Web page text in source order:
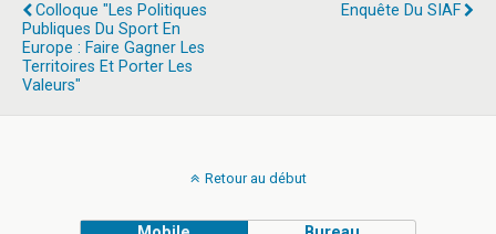
Colloque "Les Politiques
Publiques Du Sport En
Europe : Faire Gagner Les
Territoires Et Porter Les
Valeurs"
Enquête Du SIAF
Retour au début